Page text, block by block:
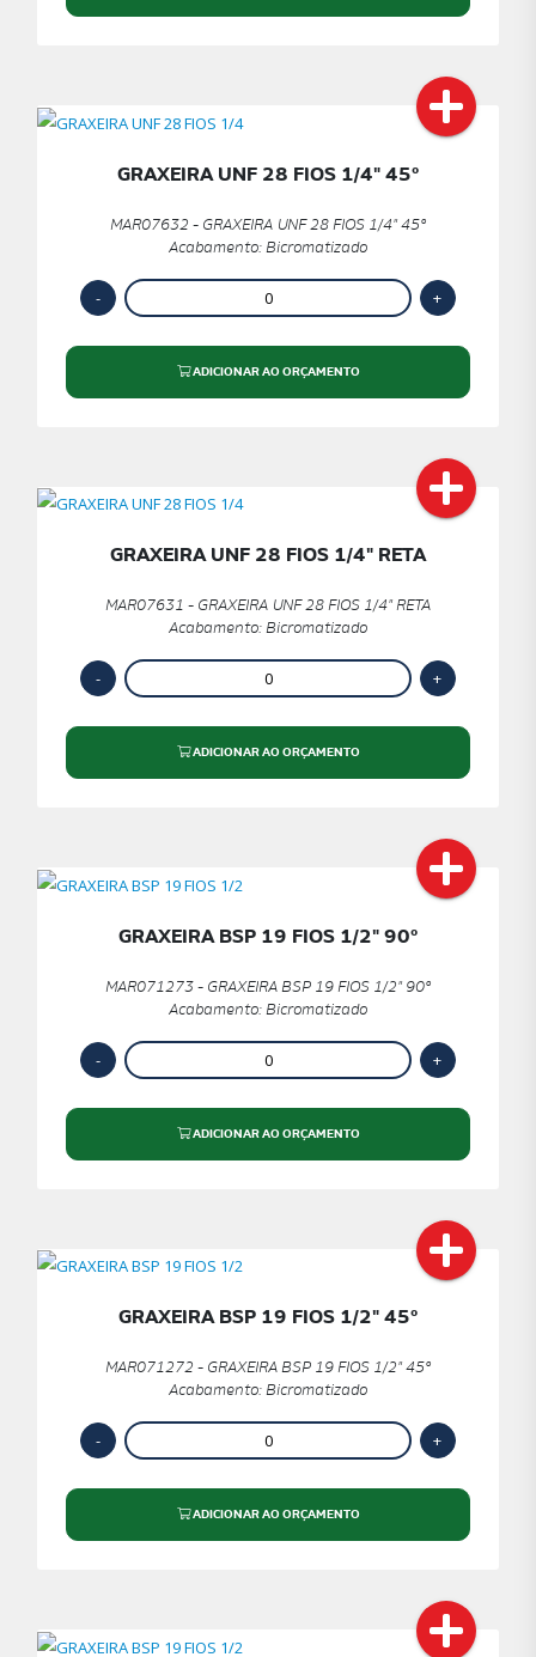
GRAXEIRA UNF 28 FIOS 1/4" 45º
MAR07632 - GRAXEIRA UNF 28 FIOS 1/4" 45º
Acabamento: Bicromatizado
ADICIONAR AO ORÇAMENTO
GRAXEIRA UNF 28 FIOS 1/4" RETA
MAR07631 - GRAXEIRA UNF 28 FIOS 1/4" RETA
Acabamento: Bicromatizado
ADICIONAR AO ORÇAMENTO
GRAXEIRA BSP 19 FIOS 1/2" 90º
MAR071273 - GRAXEIRA BSP 19 FIOS 1/2" 90º
Acabamento: Bicromatizado
ADICIONAR AO ORÇAMENTO
GRAXEIRA BSP 19 FIOS 1/2" 45º
MAR071272 - GRAXEIRA BSP 19 FIOS 1/2" 45º
Acabamento: Bicromatizado
ADICIONAR AO ORÇAMENTO